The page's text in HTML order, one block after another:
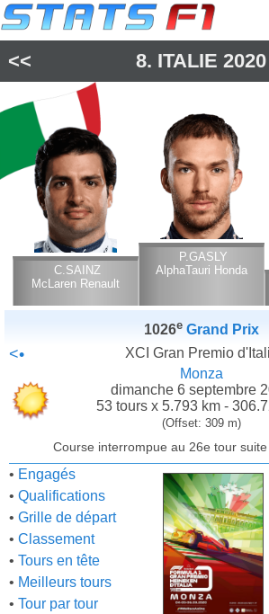
<< 8. ITALIE 2020
C.SAINZ
McLaren Renault
P.GASLY
AlphaTauri Honda
1026e Grand Prix
<• XCI Gran Premio
Monza
dimanche 6 septembre
53 tours x 5.793 km -
(Offset: 309 m)
Course interrompue au 26e tour
• Engagés
• Qualifications
• Grille de départ
• Classement
• Tours en tête
• Meilleurs tours
• Tour par tour